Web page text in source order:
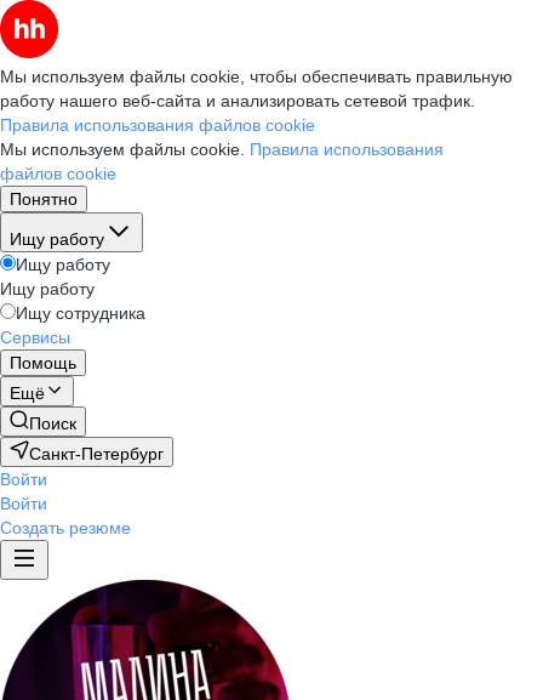
Мы используем файлы cookie, чтобы обеспечивать правильную
работу нашего веб-сайта и анализировать сетевой трафик.
Правила использования файлов cookie
Мы используем файлы cookie. Правила использования
файлов cookie
Понятно
Ищу работу
Ищу работу
Ищу работу
Ищу сотрудника
Сервисы
Помощь
Ещё
Поиск
Санкт-Петербург
Войти
Войти
Создать резюме